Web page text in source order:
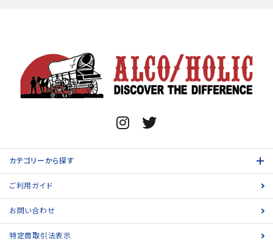
カテゴリーから探す
ご利用ガイド
お問い合わせ
特定商取引法表示